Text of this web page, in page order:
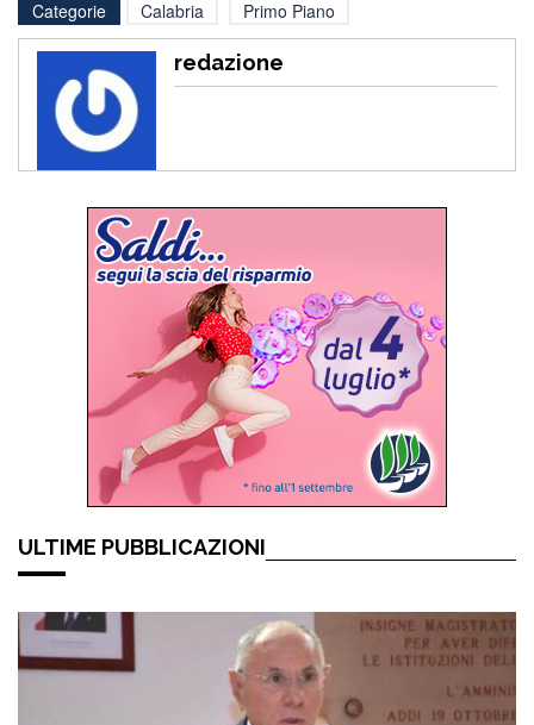
Categorie Calabria Primo Piano
redazione
ULTIME PUBBLICAZIONI